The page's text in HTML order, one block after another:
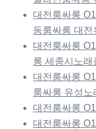
대전룸싸롱
동룸싸롱 대전
대전룸싸롱
롱 세종시노래
대전룸싸롱
룸싸롱 유성노
대전룸싸롱
대전룸싸롱